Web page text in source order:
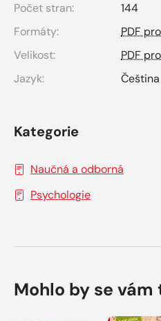
Počet stran:
144
Formáty:
PDF
Velikost:
PDF
Jazyk:
Čeština
Kategorie
Naučná a odborná
Psychologie
Mohlo by se